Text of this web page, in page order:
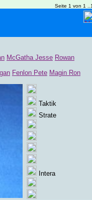
Seite 1 von 1
McGatha Jesse Rowan
Fenlon Pete Magin Ron
Taktik
Strate
Intera